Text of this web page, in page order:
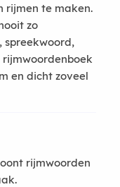
rijmen te maken.
zo
spreekwoord,
en dicht zoveel
rijmwoorden